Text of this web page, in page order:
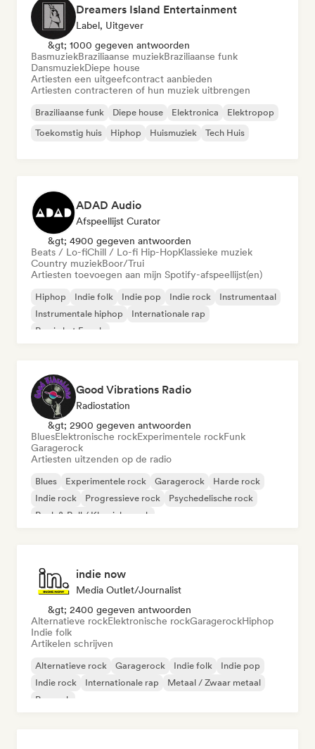
Dreamers Island Entertainment
Label, Uitgever
&gt; 1000 gegeven antwoorden
BasmuziekBraziliaanse muziekBraziliaanse funk
DansmuziekDiepe house
Artiesten een uitgeefcontract aanbieden
Artiesten contracteren of hun muziek uitbrengen
Braziliaanse funk Diepe house Elektronica
Elektropop
Toekomstig huis
Hiphop Huismuziek Tech Huis
ADAD Audio
Afspeellijst Curator
&gt; 4900 gegeven antwoorden
Beats / Lo-fiChill / Lo-fi Hip-HopKlassieke muziek
Country muziekBoor/Trui
Artiesten toevoegen aan mijn Spotify-afspeellijst(en)
Hiphop Indie folk Indie pop Indie rock
Instrumentaal
Instrumentale hiphop
Internationale rap
Rap in het Engels
Good Vibrations Radio
Radiostation
&gt; 2900 gegeven antwoorden
BluesElektronische rockExperimentele rockFunk
Garagerock
Artiesten uitzenden op de radio
Blues Experimentele rock Garagerock
Harde rock
Indie rock
Progressieve rock
Psychedelische rock
Rock & Roll / Klassieke rock
indie now
Media Outlet/Journalist
&gt; 2400 gegeven antwoorden
Alternatieve rockElektronische rockGaragerockHiphop
Indie folk
Artikelen schrijven
Alternatieve rock Garagerock Indie folk
Indie pop
Indie rock
Internationale rap
Metaal / Zwaar metaal
Poprock